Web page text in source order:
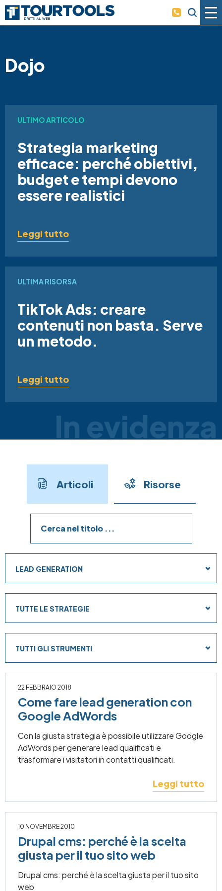
Dojo
ULTIMO ARTICOLO
Strategia marketing
efficace: perché obiettivi,
budget e tempi devono
essere realistici
Leggi tutto
ULTIMA RISORSA
TikTok Ads: creare
contenuti non basta. Serve
un metodo.
Leggi tutto
In evidenza
Risorse
Articoli
LEAD GENERATION
TUTTE LE STRATEGIE
TUTTI GLI STRUMENTI
22 FEBBRAIO 2018
Come fare lead generation con
Google AdWords
Con la giusta strategia è possibile utilizzare Google
AdWords per generare lead qualificati e
trasformare i visitatori in contatti qualificati.
Leggi tutto
10 NOVEMBRE 2010
Drupal cms: perché è la scelta
giusta per il tuo sito web
Drupal cms: perché è la scelta giusta per il tuo sito
web